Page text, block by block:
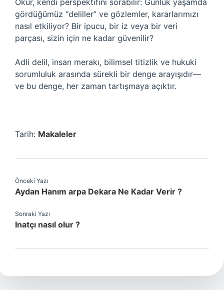
Okur, kendi perspektifini sorabilir: Günlük yaşamda
gördüğümüz “deliller” ve gözlemler, kararlarımızı
nasıl etkiliyor? Bir ipucu, bir iz veya bir veri
parçası, sizin için ne kadar güvenilir?
Adli delil, insan merakı, bilimsel titizlik ve hukuki
sorumluluk arasında sürekli bir denge arayışıdır—
ve bu denge, her zaman tartışmaya açıktır.
Tarih: Makaleler
Önceki Yazı
Aydan Hanım arpa Dekara Ne Kadar Verir ?
Sonraki Yazı
Inatçı nasıl olur ?